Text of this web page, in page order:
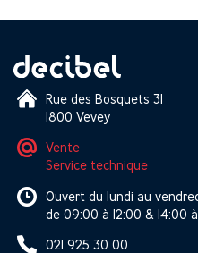
Rue des Bosquets 31
1800 Vevey
Vente
Service technique
Ouvert du lundi au
de 09:00 à 12:00 & 14:00 à
021 925 30 00